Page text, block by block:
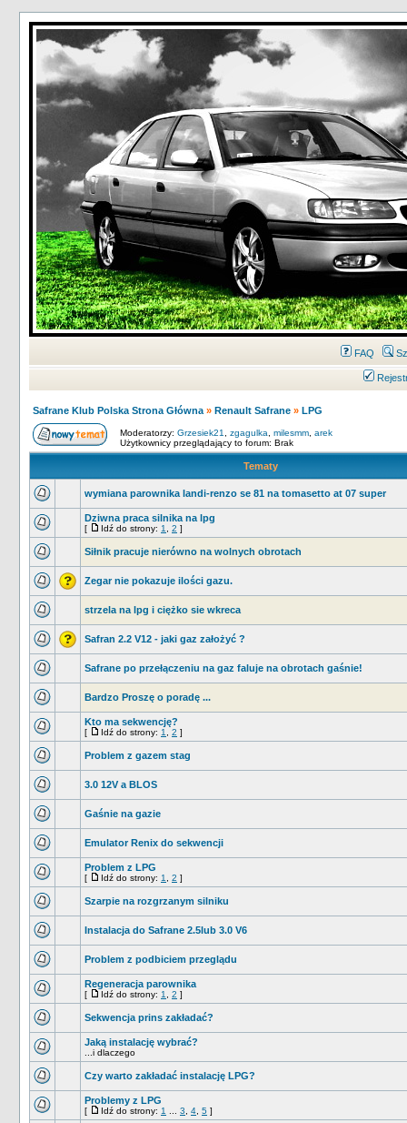
FAQ
Safrane Klub Polska Strona Główna » Renault Safrane » LPG
Moderatorzy: Grzesiek21 zgagulka milesmm arek
Użytkownicy przeglądający to forum: Brak
Tematy
wymiana parownika landi-renzo se 81 na tomasetto at 07 super
Dziwna praca silnika na lpg
[ Idź do strony: 1 2 ]
Siłnik pracuje nierówno na wolnych obrotach
Zegar nie pokazuje ilości gazu.
strzela na lpg i ciężko sie wkreca
Safran 2.2 V12 - jaki gaz założyć ?
Safrane po przełączeniu na gaz faluje na obrotach gaśnie!
Bardzo Proszę o poradę ...
Kto ma sekwencję?
[ Idź do strony: 1 2 ]
Problem z gazem stag
3.0 12V a BLOS
Gaśnie na gazie
Emulator Renix do sekwencji
Problem z LPG
[ Idź do strony: 1 2 ]
Szarpie na rozgrzanym silniku
Instalacja do Safrane 2.5lub 3.0 V6
Problem z podbiciem przeglądu
Regeneracja parownika
[ Idź do strony: 1 2 ]
Sekwencja prins zakładać?
Jaką instalację wybrać?
...i dlaczego
Czy warto zakładać instalację LPG?
Problemy z LPG
[ Idź do strony: 1 3 4 5 ]